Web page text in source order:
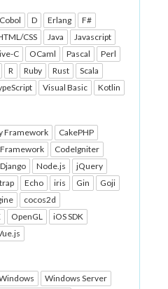
Cobol D Erlang
F#
CSS Java
Javascript
C OCaml Pascal
Perl
R Ruby Rust
Scala
Visual Basic Kotlin
Framework
CakePHP
CodeIgniter
Django Node.js
jQuery
Echo iris Gin
Goji
cocos2d
OpenGL
iOS SDK
Windows Server